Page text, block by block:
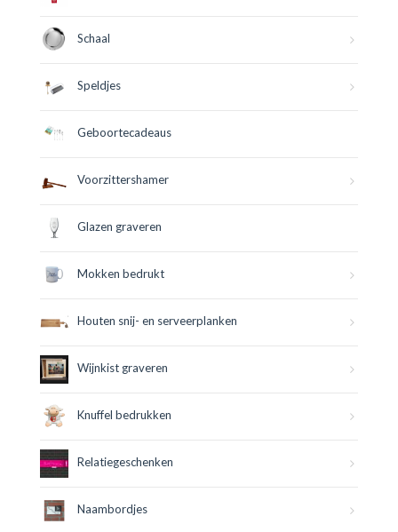
Schaal
Speldjes
Geboortecadeaus
Voorzittershamer
Glazen graveren
Mokken bedrukt
Houten snij- en serveerplanken
Wijnkist graveren
Knuffel bedrukken
Relatiegeschenken
Naambordjes